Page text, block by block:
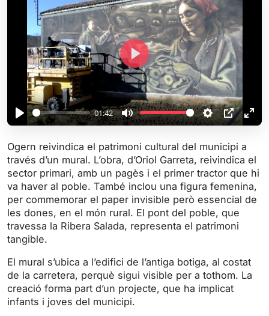
P
a
y
01:42
M
t
e
S
t
t
n
g
s
P
I
P
E
t
e
r
f
s
c
P
l
a
y
Ogern reivindica el patrimoni cultural del municipi a
través d’un mural. L’obra, d’Oriol Garreta, reivindica el
sector primari, amb un pagès i el primer tractor que hi
va haver al poble. També inclou una figura femenina,
per commemorar el paper invisible però essencial de
les dones, en el món rural. El pont del poble, que
travessa la Ribera Salada, representa el patrimoni
tangible.
El mural s’ubica a l’edifici de l’antiga botiga, al costat
de la carretera, perquè sigui visible per a tothom. La
creació forma part d’un projecte, que ha implicat
infants i joves del municipi.